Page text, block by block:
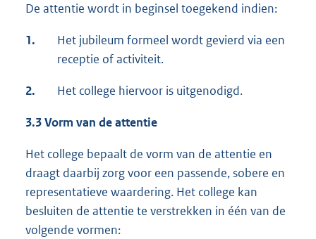
De attentie wordt in beginsel toegekend indien:
1.
Het jubileum formeel wordt gevierd via een
receptie of activiteit.
2. Het college hiervoor is uitgenodigd.
3.3 Vorm van de attentie
Het college bepaalt de vorm van de attentie en
draagt daarbij zorg voor een passende, sobere en
representatieve waardering. Het college kan
besluiten de attentie te verstrekken in één van de
volgende vormen: